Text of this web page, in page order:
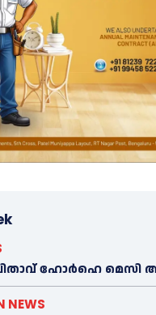
ഹോർഹെ മെ​സി
NEWS